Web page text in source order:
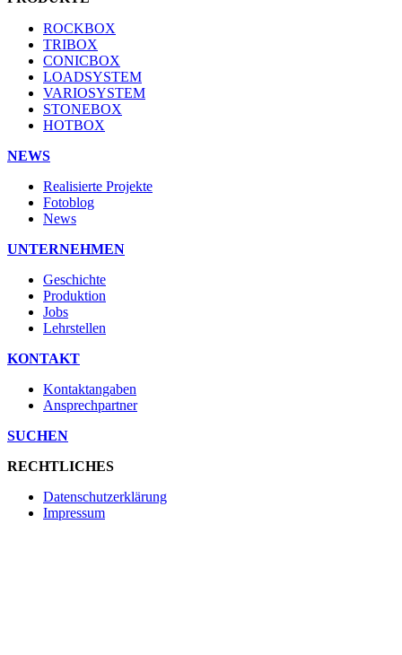
ROCKBOX
TRIBOX
CONICBOX
LOADSYSTEM
VARIOSYSTEM
STONEBOX
HOTBOX
NEWS
Realisierte Projekte
Fotoblog
News
UNTERNEHMEN
Geschichte
Produktion
Jobs
Lehrstellen
KONTAKT
Kontaktangaben
Ansprechpartner
SUCHEN
RECHTLICHES
Datenschutzerklärung
Impressum